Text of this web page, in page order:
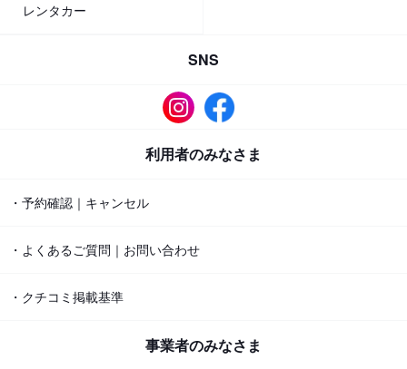
レンタカー
SNS
利用者のみなさま
・予約確認｜キャンセル
・よくあるご質問｜お問い合わせ
・クチコミ掲載基準
事業者のみなさま